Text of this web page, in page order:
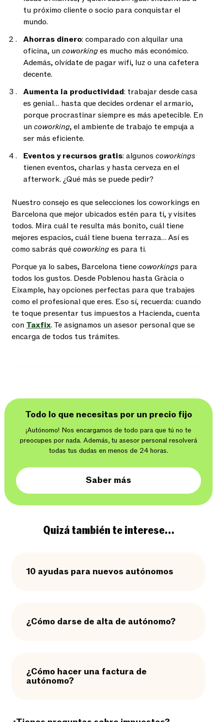
tu próximo cliente o socio para conquistar el
mundo.
Ahorras dinero: comparado con alquilar una
oficina, uncoworkinges mucho más económico.
Además, olvídate de pagar wifi, luz o una cafetera
decente.
Aumenta la productividad: trabajar desde casa
es genial… hasta que decides ordenar el armario,
porque procrastinar siempre es más apetecible. En
uncoworking, el ambiente de trabajo te empuja a
ser más eficiente.
Eventos y recursos gratis: algunos coworkings
tienen eventos, charlas y hasta cerveza en el
afterwork. ¿Qué más se puede pedir?
Nuestro consejo es que selecciones los coworkings en
Barcelona que mejor ubicados estén para ti, y visites
todos. Mira cuál te resulta más bonito, cuál tiene
mejores espacios, cuál tiene buena terraza… Así es
como sabrás quécoworkinges para ti.
Porque ya lo sabes, Barcelona tienecoworkings para
todos los gustos. Desde Poblenou hasta Gràcia o
Eixample, hay opciones perfectas para que trabajes
como el profesional que eres. Eso sí, recuerda: cuando
te toque presentar tus impuestos a Hacienda, cuenta
con Taxfix. Te asignamos un asesor personal que se
encarga de todos tus trámites.
Todo lo que necesitas por un precio fijo
¡Autónomo! Nos encargamos de todo para que tú no te
preocupes por nada. Además, tu asesor personal resolverá
todas tus dudas en menos de 24 horas.
Saber más
Quizá también te interese…
10 ayudas para nuevos autónomos
¿Cómo darse de alta de autónomo?
¿Cómo hacer una factura de
autónomo?